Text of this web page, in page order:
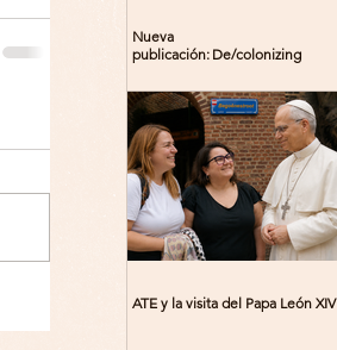
Nueva
publicación: De/colonizing
Contemporary Challenges,
Theoretical Reflections
ATE y la visita del Papa León XIV